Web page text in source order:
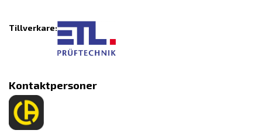
Tillverkare:
Kontaktpersoner